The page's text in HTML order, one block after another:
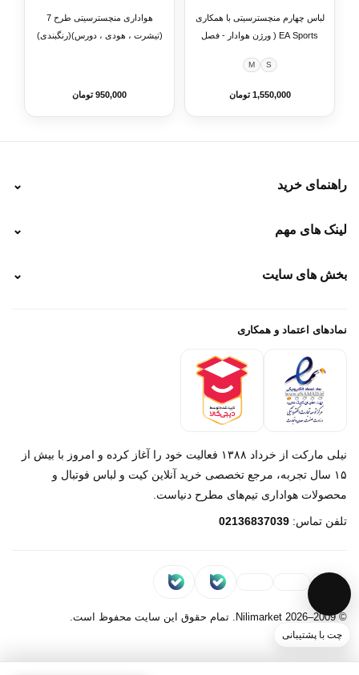
لباس چهارم منچسترسیتی با همکاری
EA Sports ( ورژن هوادار - فصل
ورزشی
S
M
1,550,000 تومان
هواداری منچسترسیتی طرح 7
(تیشرت ، هودی ، دورس)(رنگبندی)
950,000 تومان
راهنمای خرید ⌄
نحوه پرداخت
راهنمای سفارش
لینک های مهم ⌄
رهگیری تیپاکس
خرید لباس جدید بارسلونا 2025/2026
بخش های سایت ⌄
پرداخت باز
تماس با ما
نمادهای اعتماد و همکاری
نیلی مارکت از خرداد ۱۳۸۸ فعالیت خود را آغاز کرده و امروز با بیش از
۱۵ سال تجربه، مرجع تخصصی خرید آنلاین کیت و لباس فوتبال و
محصولات هواداری تیم‌های مطرح دنیاست.
تلفن تماس: 02136837039
© 2009–2026 Nilimarket. تمام حقوق این سایت محفوظ است.
چت با پشتیبانی
پشتیبانی روبیکا‌
پشتیبانی بله